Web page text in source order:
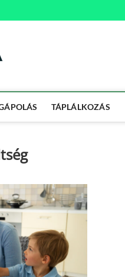
TÁPLÁLKOZÁS